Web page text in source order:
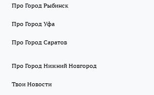
Про Город Рыбинск
Про Город Уфа
Про Город Саратов
Про Город Нижний Новгород
Твои Новости